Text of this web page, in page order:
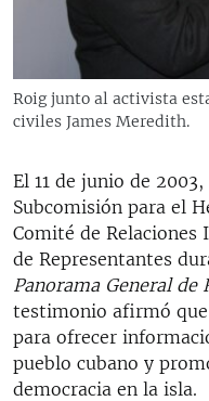
Roig junto al activista
civiles James Meredith.
El 11 de junio de
Subcomisión para el
Comité de Relaciones
de Representantes
Panorama General
testimonio afirmó
para ofrecer
pueblo cubano y
democracia en la isla.